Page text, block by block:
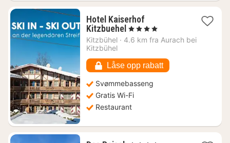
Hotel Kaiserhof
Kitzbuehel 1
natt
kr.
, 4 Stjerner
Kitzbühel · 4.6 km fra Aurach bei
Kitzbühel
Låse opp rabatt
Svømmebasseng
Gratis Wi-Fi
Restaurant